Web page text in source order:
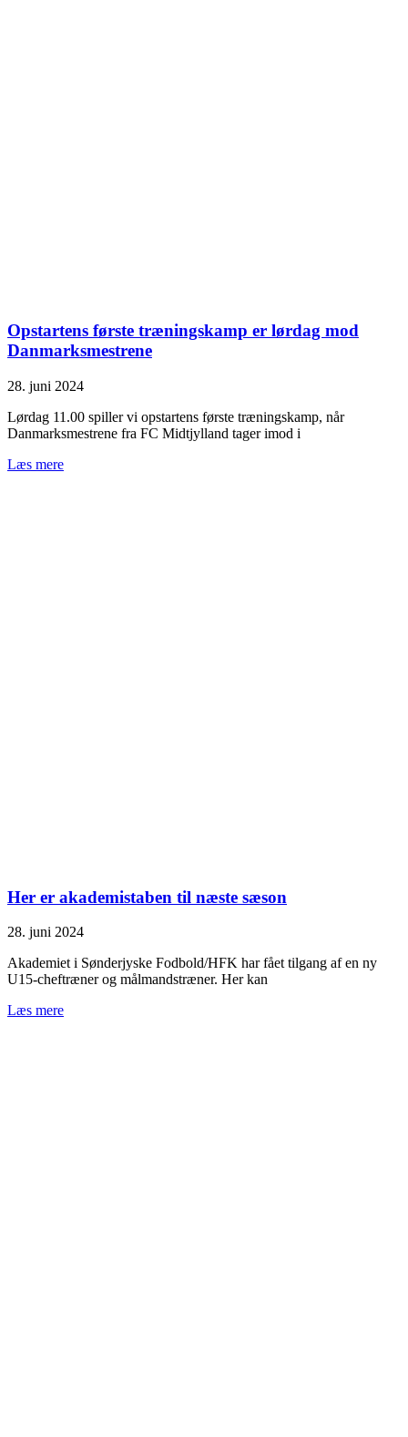
Opstartens første træningskamp er lørdag mod
Danmarksmestrene
28. juni 2024
Lørdag 11.00 spiller vi opstartens første træningskamp, når
Danmarksmestrene fra FC Midtjylland tager imod i
Læs mere
Her er akademistaben til næste sæson
28. juni 2024
Akademiet i Sønderjyske Fodbold/HFK har fået tilgang af en ny
U15-cheftræner og målmandstræner. Her kan
Læs mere